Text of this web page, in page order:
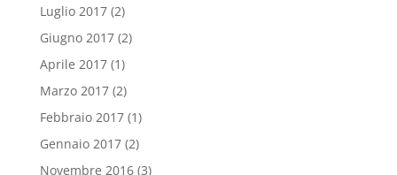
Luglio 2017(2)
Giugno 2017(2)
Aprile 2017(1)
Marzo 2017(2)
Febbraio 2017(1)
Gennaio 2017(2)
Novembre 2016(3)